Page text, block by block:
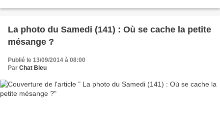
La photo du Samedi (141) : Où se cache la petite
mésange ?
Publié le 13/09/2014 à 08:00
Par Chat Bleu